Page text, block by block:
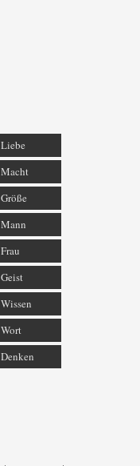
Liebe
Macht
Größe
Mann
Frau
Geist
Wissen
Wort
Denken